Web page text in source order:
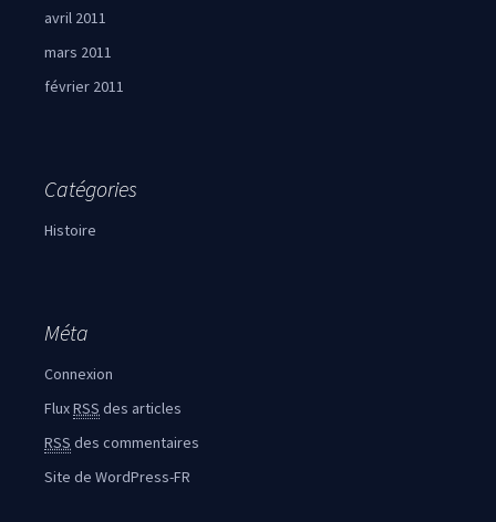
avril 2011
mars 2011
février 2011
Catégories
Histoire
Méta
Connexion
FluxRSS des articles
RSS des commentaires
Site de WordPress-FR